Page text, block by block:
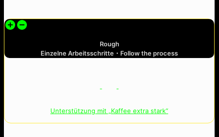
Rough
Einzelne Arbeitsschritte・Follow the process
Unterstützung mit „Kaffee extra stark“